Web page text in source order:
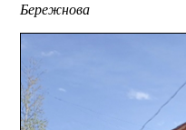
Бережнова